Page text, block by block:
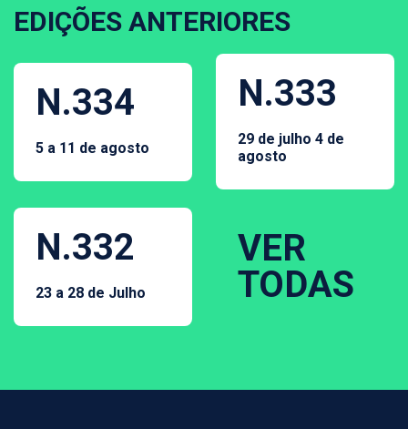
EDIÇÕES ANTERIORES
N.334
5 a 11 de agosto
N.333
29 de julho 4 de
agosto
N.332
23 a 28 de Julho
VER
TODAS